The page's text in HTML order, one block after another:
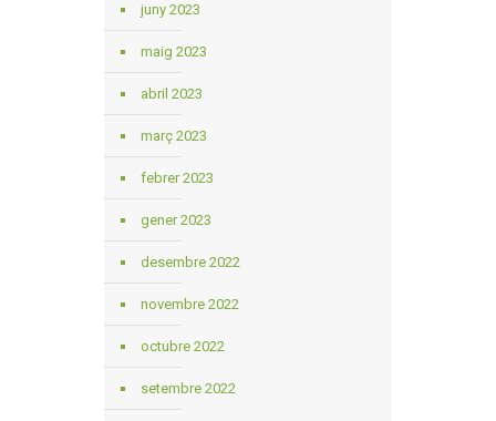
juny 2023
maig 2023
abril 2023
març 2023
febrer 2023
gener 2023
desembre 2022
novembre 2022
octubre 2022
setembre 2022